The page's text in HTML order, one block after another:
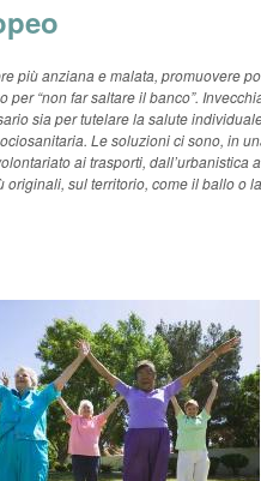
più anziana e malata, promuovere
per “non far saltare il banco”.
sia per tutelare la salute
Le soluzioni ci sono, in
ai trasporti, dall’urbanistica
originali, sul territorio, come il ballo o